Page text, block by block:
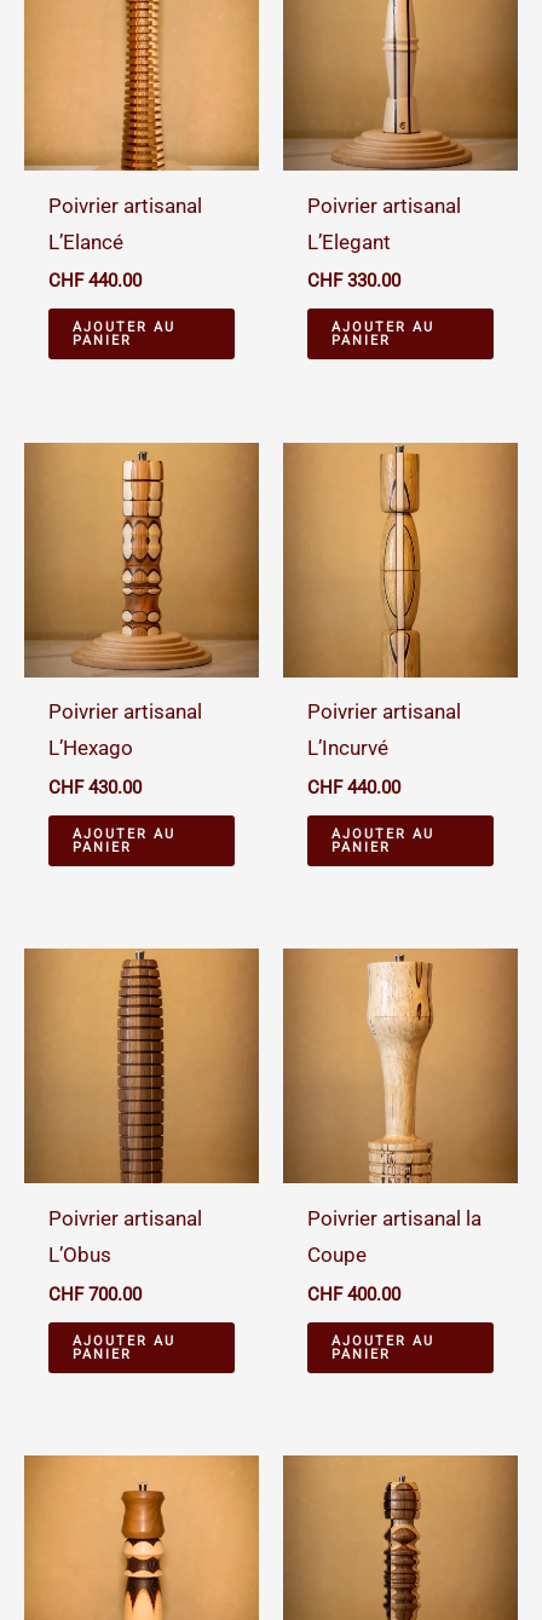
Poivrier artisanal
L’Elancé
CHF440.00
AJOUTER AU
PANIER
Poivrier artisanal
L’Elegant
CHF330.00
AJOUTER AU
PANIER
Poivrier artisanal
L’Hexago
CHF430.00
AJOUTER AU
PANIER
Poivrier artisanal
L’Incurvé
CHF440.00
AJOUTER AU
PANIER
Poivrier artisanal
L’Obus
CHF700.00
AJOUTER AU
PANIER
Poivrier artisanal la
Coupe
CHF400.00
AJOUTER AU
PANIER